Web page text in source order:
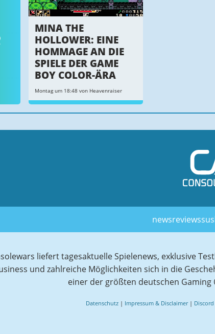
MINA THE
HOLLOWER: EINE
HOMMAGE AN DIE
SPIELE DER GAME
BOY COLOR-ÄRA
Montag um 18:48 von Heavenraiser
newsreviews
liefert tagesaktuelle Spielenews, exklusive
und zahlreiche Möglichkeiten sich in die
einer der größten deutschen
Datenschutz| Impressum & Disclaimer|